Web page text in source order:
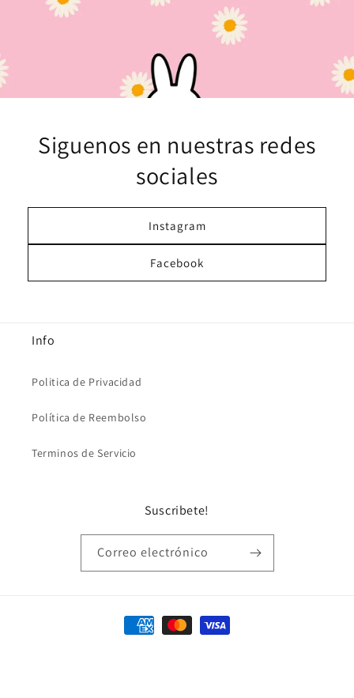
Siguenos en nuestras redes
sociales
Instagram
Facebook
Info
Politica de Privacidad
Política de Reembolso
Terminos de Servicio
Suscribete!
Correo electrónico
Formas
de